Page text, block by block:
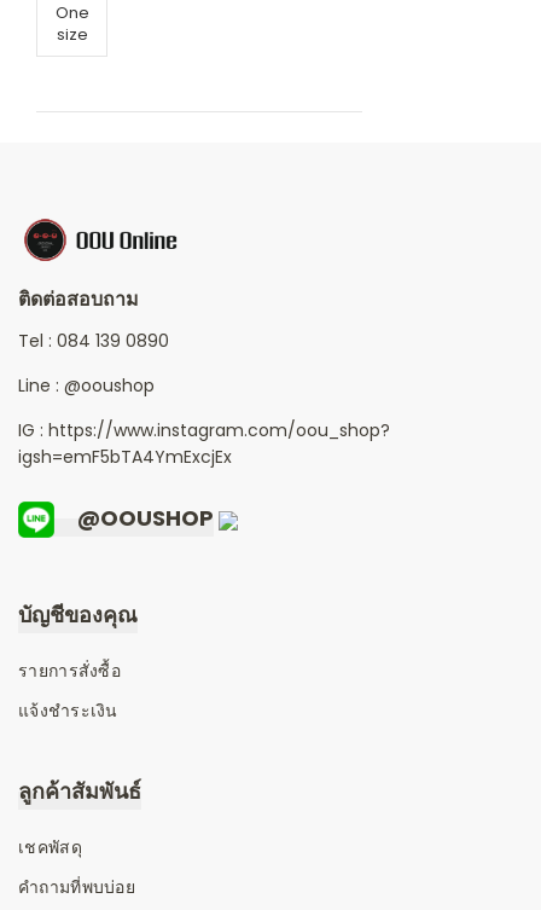
One
size
ติดต่อสอบถาม
Tel : 084 139 0890
Line : @ooushop
IG : https://www.instagram.com/oou_shop?
igsh=emF5bTA4YmExcjEx
@OOUSHOP
บัญชีของคุณ
รายการสั่งซื้อ
แจ้งชำระเงิน
ลูกค้าสัมพันธ์
เชคพัสดุ
คำถามที่พบบ่อย